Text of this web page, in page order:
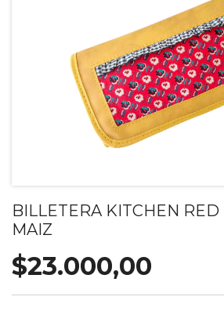
BILLETERA KITCHEN RED
MAIZ
$23.000,00